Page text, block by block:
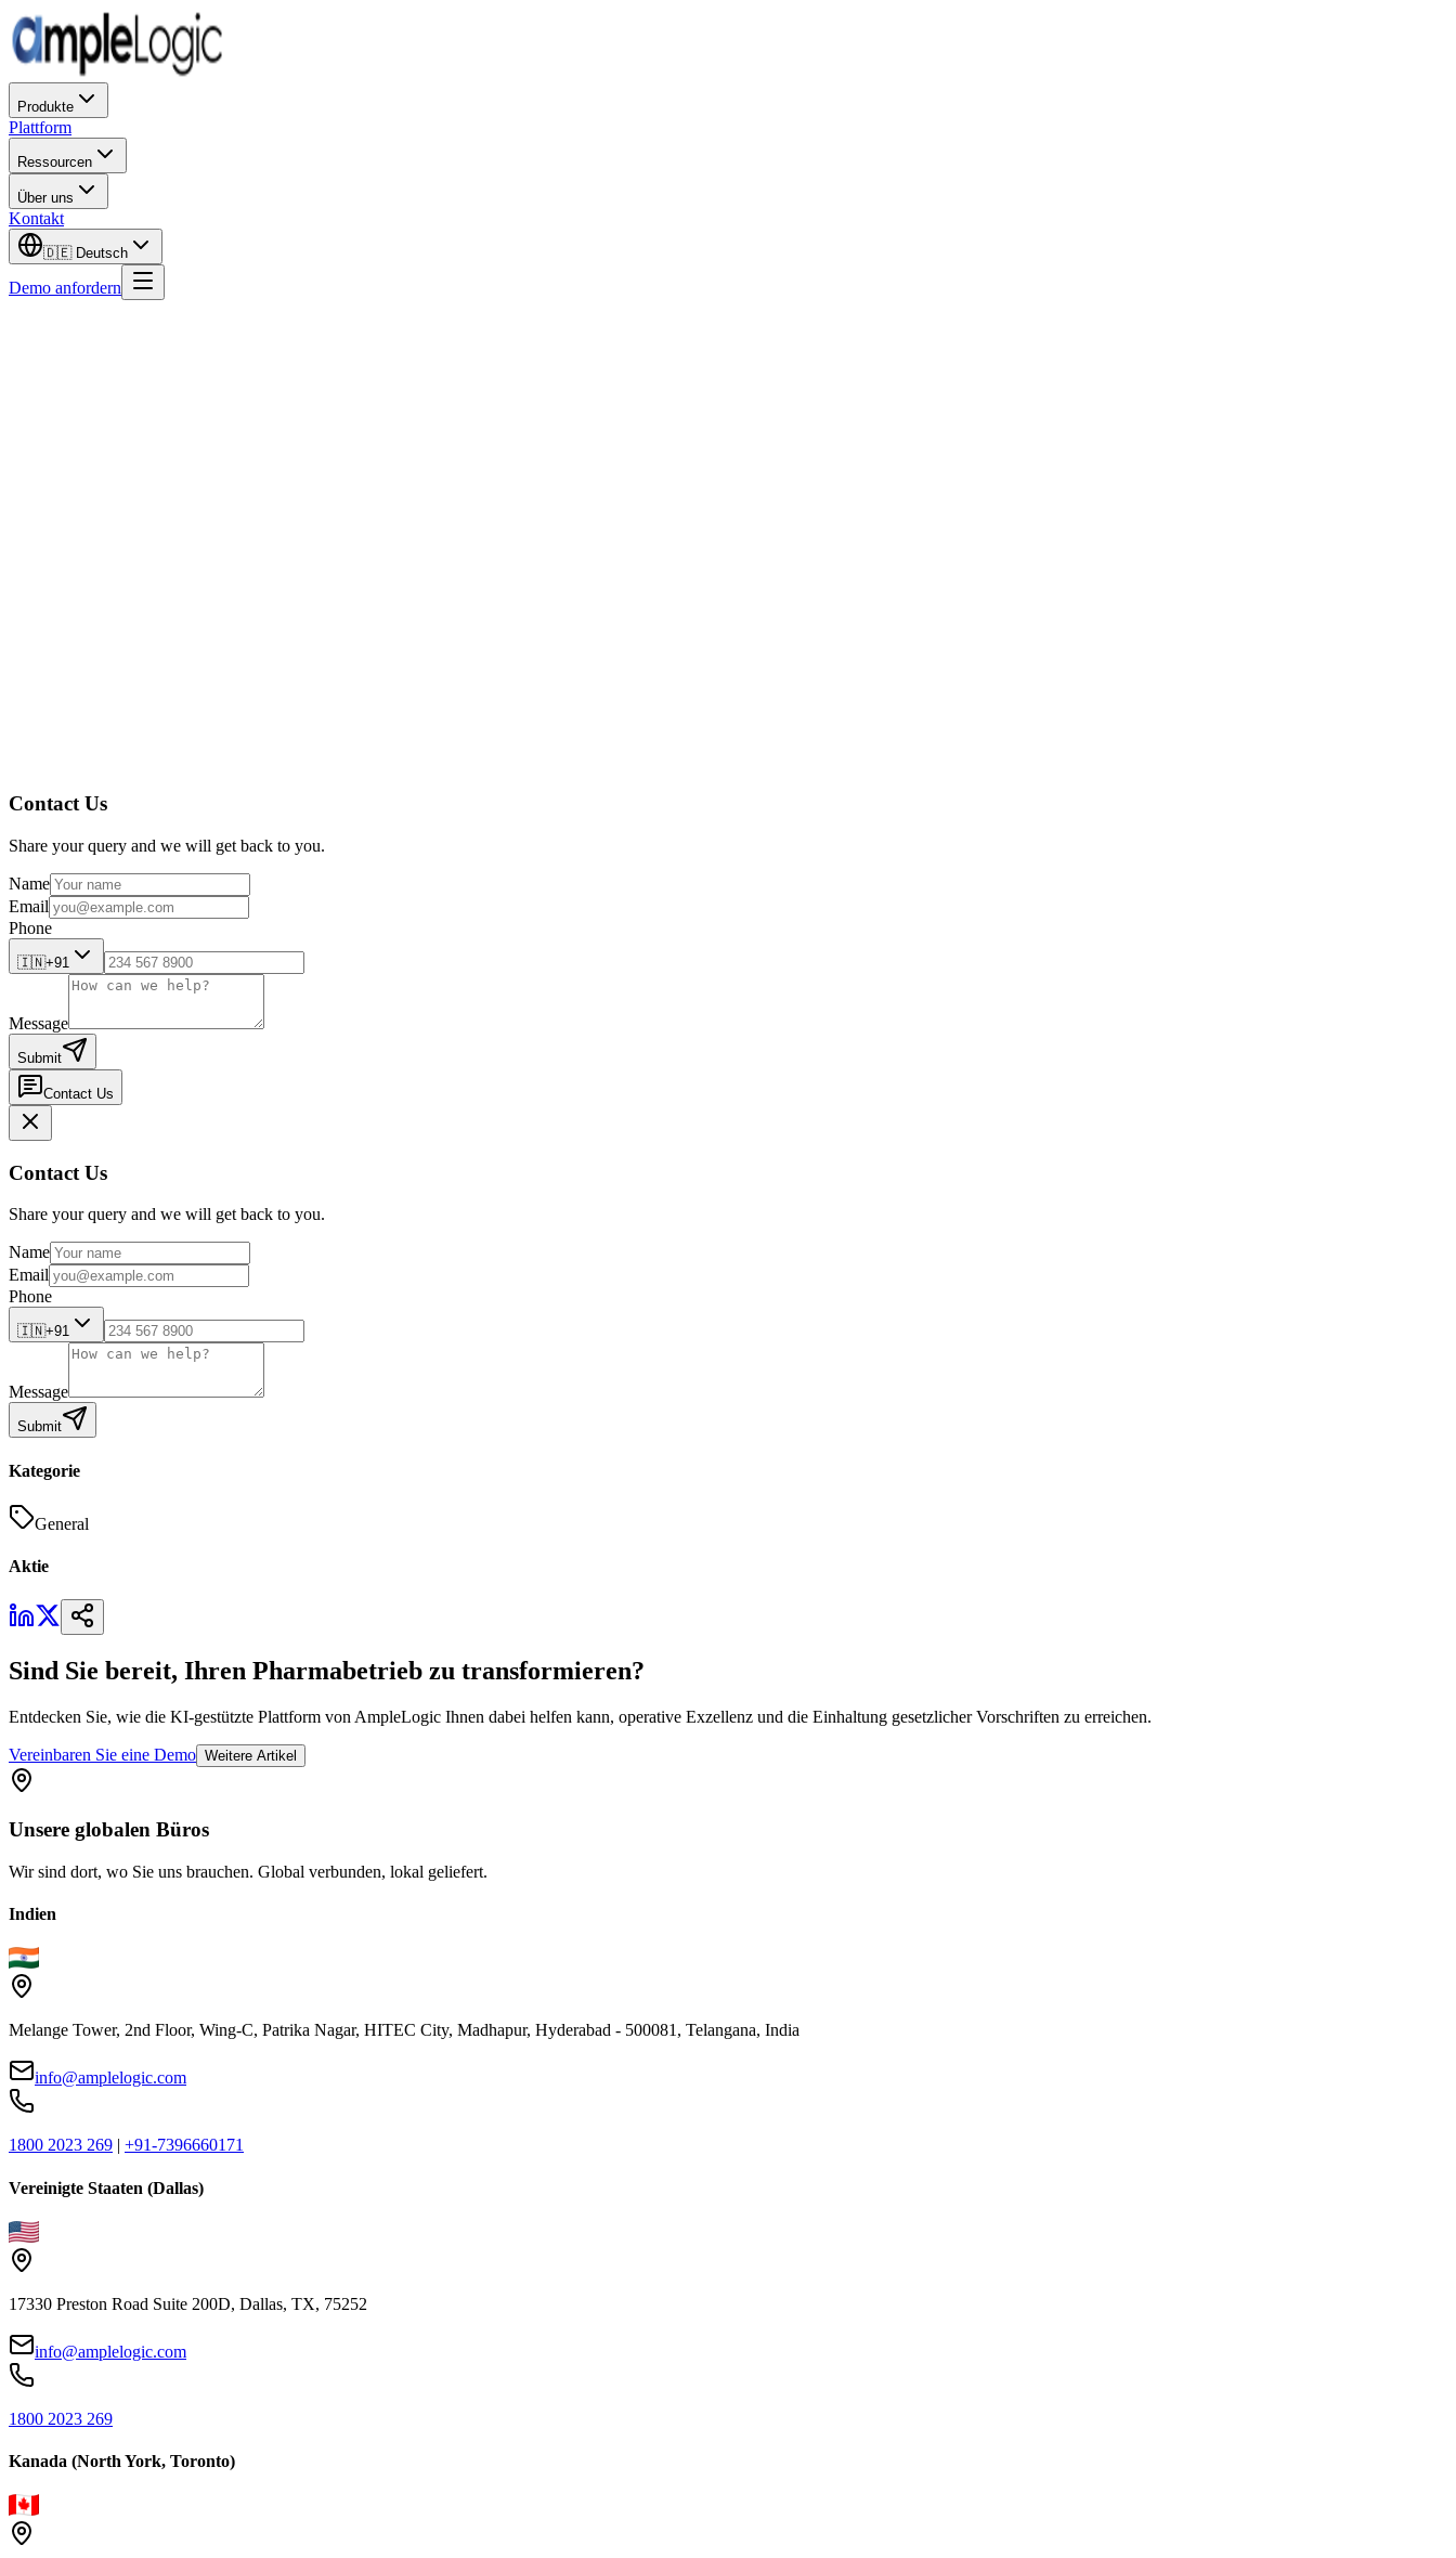
Produkte
Plattform
Ressourcen
Über uns
Kontakt
🇩🇪 Deutsch
Demo anfordern
Contact Us
Share your query and we will get back to you.
Name
Email
Phone
🇮🇳+91
Message
Submit
Contact Us
Contact Us
Share your query and we will get back to you.
Name
Email
Phone
🇮🇳+91
Message
Submit
Kategorie
General
Aktie
Sind Sie bereit, Ihren Pharmabetrieb zu transformieren?
Entdecken Sie, wie die KI-gestützte Plattform von AmpleLogic Ihnen dabei helfen kann, operative Exzellenz und die Einhaltung gesetzlicher Vorschriften zu erreichen.
Vereinbaren Sie eine Demo Weitere Artikel
Unsere globalen Büros
Wir sind dort, wo Sie uns brauchen. Global verbunden, lokal geliefert.
Indien
Melange Tower, 2nd Floor, Wing-C, Patrika Nagar, HITEC City, Madhapur, Hyderabad - 500081, Telangana, India
info@amplelogic.com
1800 2023 269 | +91-7396660171
Vereinigte Staaten (Dallas)
17330 Preston Road Suite 200D, Dallas, TX, 75252
info@amplelogic.com
1800 2023 269
Kanada (North York, Toronto)